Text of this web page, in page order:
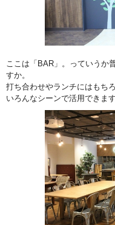
ここは「BAR」。っていうか
すか。
打ち合わせやランチにはもち
いろんなシーンで活用できます